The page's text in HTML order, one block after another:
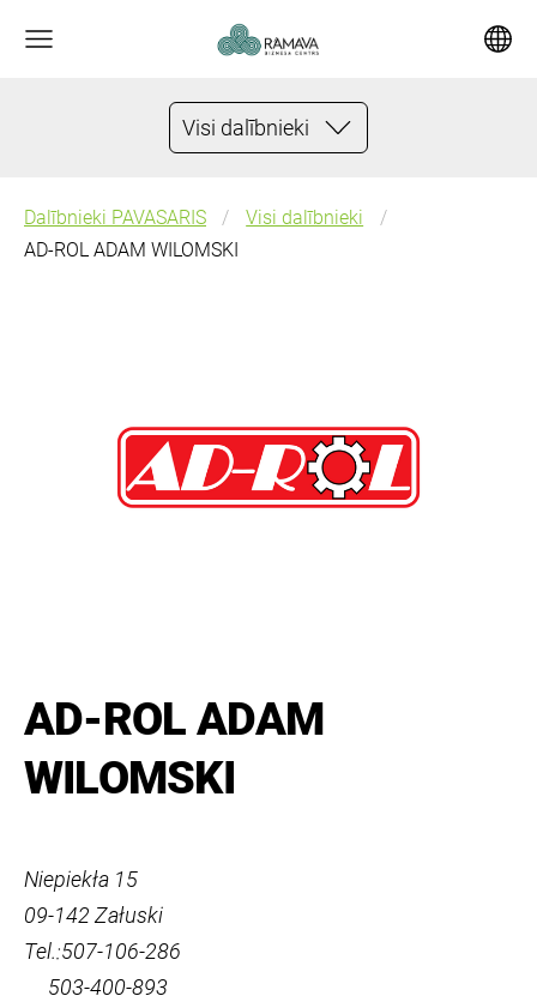
Visi dalībnieki
Dalībnieki PAVASARIS
Visi dalībnieki
AD-ROL ADAM WILOMSKI
AD-ROL ADAM
WILOMSKI
Niepiekła 15
09-142 Załuski
Tel.:507-106-286
503-400-893